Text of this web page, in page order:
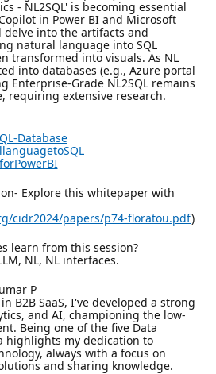
- NL2SQL' is becoming essential
in Power BI and Microsoft
delve into the artifacts and
natural language into SQL
transformed into visuals. As NL
into databases (e.g., Azure portal
Enterprise-Grade NL2SQL remains
requiring extensive research.
Database
Explore this whitepaper with
cidr2024/papers/p74-floratou.pdf)
learn from this session?
NL, NL interfaces.
P
B2B SaaS, I've developed a strong
and AI, championing the low-
Being one of the five Data
highlights my dedication to
always with a focus on
and sharing knowledge.